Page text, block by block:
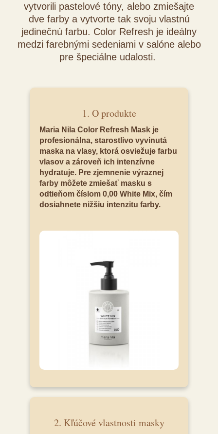
vytvorili pastelové tóny, alebo zmiešajte
dve farby a vytvorte tak svoju vlastnú
jedinečnú farbu. Color Refresh je ideálny
medzi farebnými sedeniami v salóne alebo
pre špeciálne udalosti.
1. O produkte
Maria Nila Color Refresh Mask je
profesionálna, starostlivo vyvinutá
maska na vlasy, ktorá osviežuje farbu
vlasov a zároveň ich intenzívne
hydratuje. Pre zjemnenie výraznej
farby môžete zmiešať masku s
odtieňom číslom 0,00 White Mix, čím
dosiahnete nižšiu intenzitu farby.
2. Kľúčové vlastnosti masky